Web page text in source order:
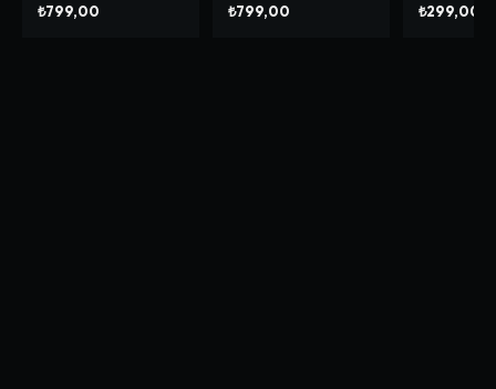
₺799,00 ₺799,00 ₺299,00